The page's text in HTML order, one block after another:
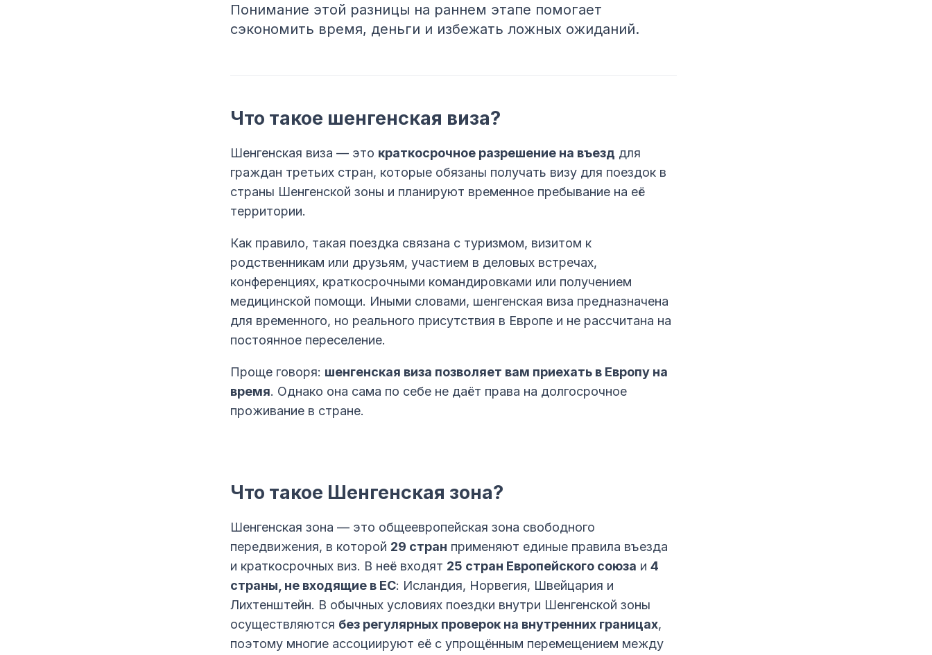
Понимание этой разницы на раннем этапе помогает
сэкономить время, деньги и избежать ложных ожиданий.
Что такое шенгенская виза?
Шенгенская виза — это краткосрочное разрешение на въезд для
граждан третьих стран, которые обязаны получать визу для поездок в
страны Шенгенской зоны и планируют временное пребывание на её
территории.
Как правило, такая поездка связана с туризмом, визитом к
родственникам или друзьям, участием в деловых встречах,
конференциях, краткосрочными командировками или получением
медицинской помощи. Иными словами, шенгенская виза предназначена
для временного, но реального присутствия в Европе и не рассчитана на
постоянное переселение.
Проще говоря: шенгенская виза позволяет вам приехать в Европу на
время. Однако она сама по себе не даёт права на долгосрочное
проживание в стране.
Что такое Шенгенская зона?
Шенгенская зона — это общеевропейская зона свободного
передвижения, в которой 29 стран применяют единые правила въезда
и краткосрочных виз. В неё входят 25 стран Европейского союза и 4
страны, не входящие в ЕС: Исландия, Норвегия, Швейцария и
Лихтенштейн. В обычных условиях поездки внутри Шенгенской зоны
осуществляются без регулярных проверок на внутренних границах,
поэтому многие ассоциируют её с упрощённым перемещением между